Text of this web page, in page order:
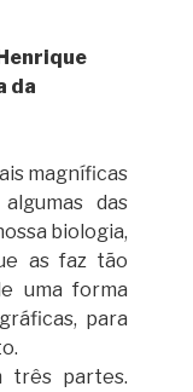
da
magníficas
das
biologia,
as faz tão
uma forma
para
três partes.